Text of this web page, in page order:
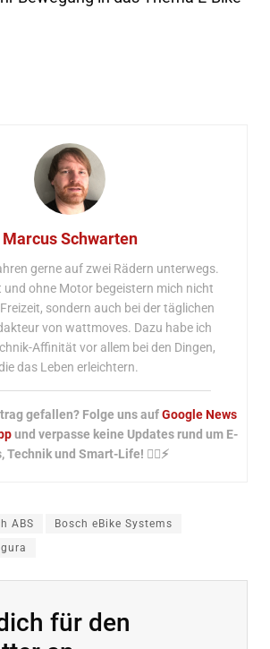
Marcus Schwarten
gerne auf zwei Rädern unterwegs.
und ohne Motor begeistern mich nicht
sondern auch bei der täglichen
von wattmoves. Dazu habe ich
Affinität vor allem bei den Dingen,
das Leben erleichtern.
gefallen? Folge uns aufGoogle News
und verpasse keine Updates rund um E-
Technik und Smart-Life! 🚴‍♂️⚡
ABS
Bosch eBike Systems
für den